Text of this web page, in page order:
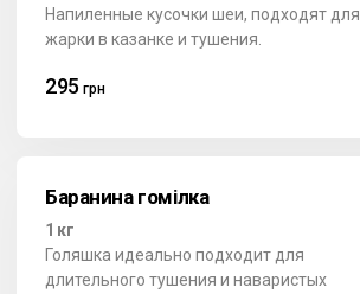
Напиленные кусочки шеи, подходят для
жарки в казанке и тушения.
295 грн
Баранина гомілка
1 кг
Голяшка идеально подходит для
длительного тушения и наваристых